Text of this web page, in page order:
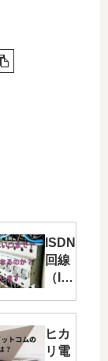
ISDN
回線
（INS
ト）
は、
2028
ヒカ
リ電